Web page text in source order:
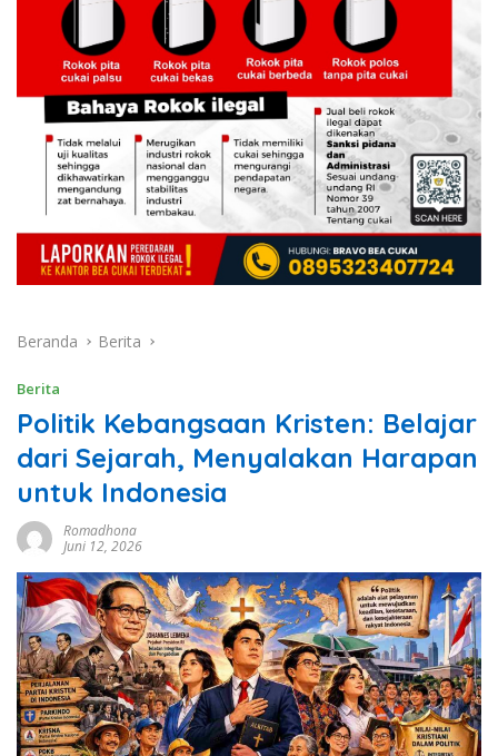
Beranda Berita
Berita
Politik Kebangsaan Kristen: Belajar
dari Sejarah, Menyalakan Harapan
untuk Indonesia
Romadhona
Juni 12, 2026